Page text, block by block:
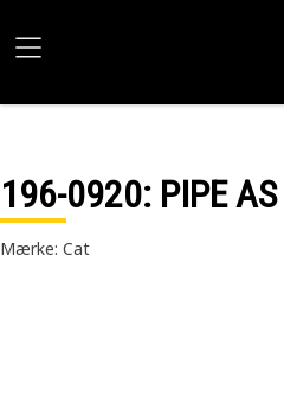
196-0920: PIPE AS
Mærke: Cat